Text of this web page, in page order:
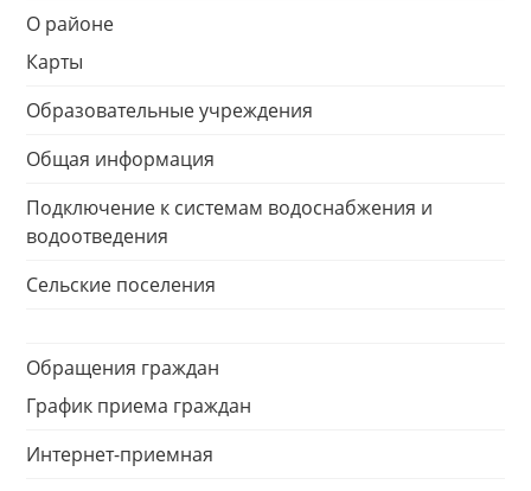
О районе
Карты
Образовательные учреждения
Общая информация
Подключение к системам водоснабжения и
водоотведения
Сельские поселения
Обращения граждан
График приема граждан
Интернет-приемная